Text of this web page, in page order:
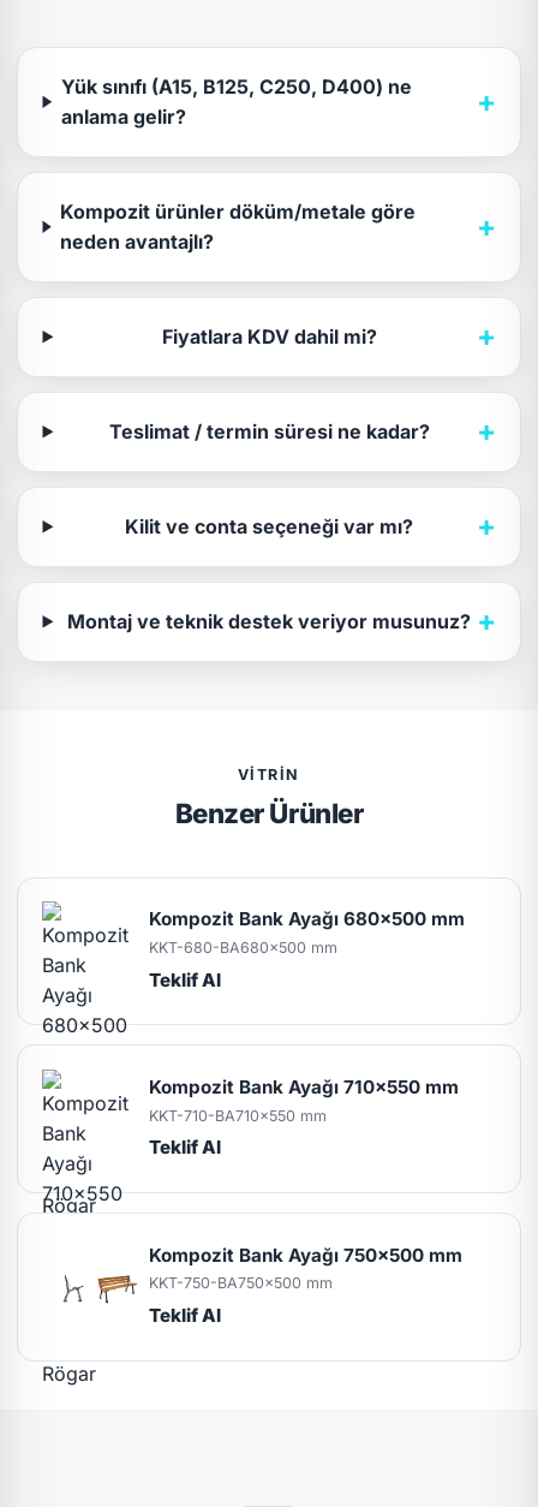
Yük sınıfı (A15, B125, C250, D400) ne
anlama gelir?
+
Kompozit ürünler döküm/metale göre
neden avantajlı?
+
Fiyatlara KDV dahil mi? +
Teslimat / termin süresi ne kadar? +
Kilit ve conta seçeneği var mı? +
Montaj ve teknik destek veriyor musunuz? +
VITRIN
Benzer Ürünler
Kompozit Bank Ayağı 680x500 mm
KKT-680-BA680x500 mm
Teklif Al
Kompozit Bank Ayağı 710x550 mm
KKT-710-BA710x550 mm
Teklif Al
Kompozit Bank Ayağı 750x500 mm
KKT-750-BA750x500 mm
Teklif Al